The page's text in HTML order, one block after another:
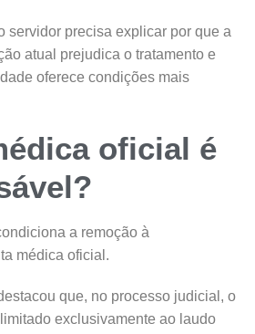
servidor precisa explicar por que a
atual prejudica o tratamento e
oferece condições mais
oficial é
a remoção à
médica oficial.
que, no processo judicial, o
exclusivamente ao laudo